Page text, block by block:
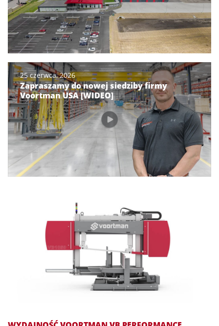
25 czerwca, 2026
Zapraszamy do nowej siedziby firmy
Voortman USA [WIDEO]